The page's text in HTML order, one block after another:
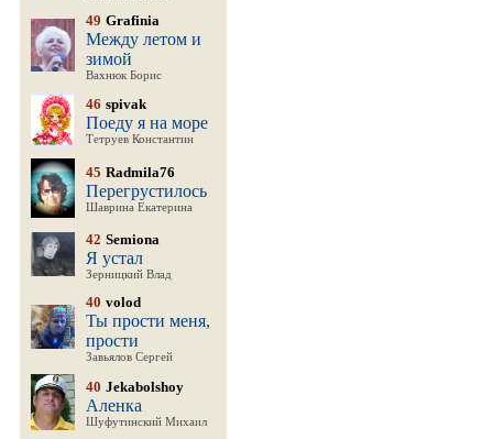
49 Grafinia
Между летом и
зимой
Вахнюк Борис
46 spivak
Поеду я на море
Тетруев Константин
45 Radmila76
Перегрустилось
Шаврина Екатерина
42 Semiona
Я устал
Зерницкий Влад
40 volod
Ты прости меня,
прости
Завьялов Сергей
40 Jekabolshoy
Аленка
Шуфутинский Михаил